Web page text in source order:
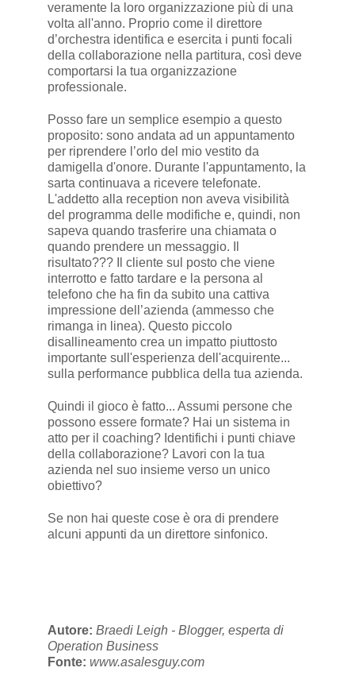
veramente la loro organizzazione più di una
volta all'anno. Proprio come il direttore
d’orchestra identifica e esercita i punti focali
della collaborazione nella partitura, così deve
comportarsi la tua organizzazione
professionale.
Posso fare un semplice esempio a questo
proposito: sono andata ad un appuntamento
per riprendere l’orlo del mio vestito da
damigella d'onore. Durante l'appuntamento, la
sarta continuava a ricevere telefonate.
L'addetto alla reception non aveva visibilità
del programma delle modifiche e, quindi, non
sapeva quando trasferire una chiamata o
quando prendere un messaggio. Il
risultato??? Il cliente sul posto che viene
interrotto e fatto tardare e la persona al
telefono che ha fin da subito una cattiva
impressione dell’azienda (ammesso che
rimanga in linea). Questo piccolo
disallineamento crea un impatto piuttosto
importante sull'esperienza dell'acquirente...
sulla performance pubblica della tua azienda.
Quindi il gioco è fatto... Assumi persone che
possono essere formate? Hai un sistema in
atto per il coaching? Identifichi i punti chiave
della collaborazione? Lavori con la tua
azienda nel suo insieme verso un unico
obiettivo?
Se non hai queste cose è ora di prendere
alcuni appunti da un direttore sinfonico.
Autore: Braedi Leigh - Blogger, esperta di
Operation Business
Fonte: www.asalesguy.com